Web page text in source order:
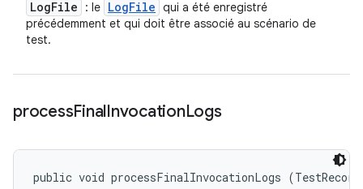
LogFile : le LogFile qui a été enregistré
précédemment et qui doit être associé au scénario de
test.
processFinalInvocationLogs
public void processFinalInvocationLogs